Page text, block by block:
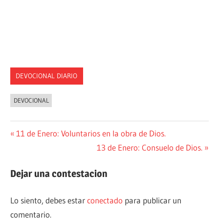
DEVOCIONAL DIARIO
DEVOCIONAL
Navegación
entradas
Entrada
11 de Enero: Voluntarios en la obra de Dios.
Siguiente
13 de Enero: Consuelo de Dios.
Dejar una contestacion
Lo siento, debes estarconectado para publicar un
comentario.